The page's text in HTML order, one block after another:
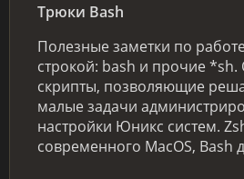
Трюки Bash
Полезные заметки по
строкой: bash и прочие *sh.
скрипты, позволяющие
малые задачи
настройки Юникс систем.
современного MacOS, Bash